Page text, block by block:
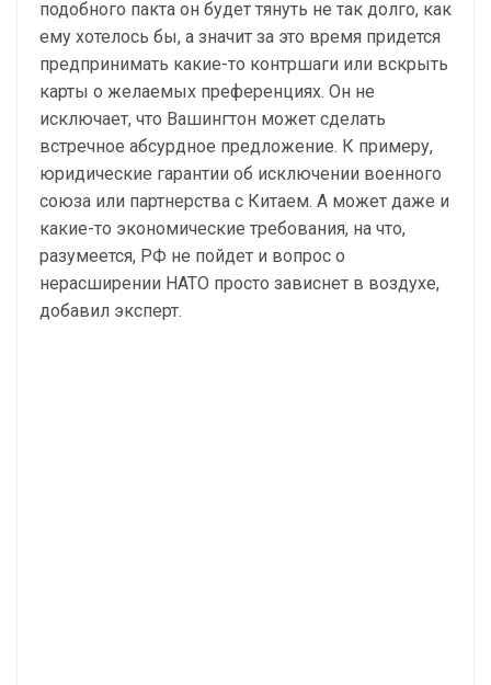
подобного пакта он будет тянуть не так долго, как
ему хотелось бы, а значит за это время придется
предпринимать какие-то контршаги или вскрыть
карты о желаемых преференциях. Он не
исключает, что Вашингтон может сделать
встречное абсурдное предложение. К примеру,
юридические гарантии об исключении военного
союза или партнерства с Китаем. А может даже и
какие-то экономические требования, на что,
разумеется, РФ не пойдет и вопрос о
нерасширении НАТО просто зависнет в воздухе,
добавил эксперт.